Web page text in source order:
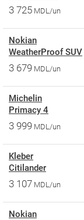
3 725 MDL/un
Nokian
WeatherProof SUV
3 679 MDL/un
Michelin
Primacy 4
3 999 MDL/un
Kleber
Citilander
3 107 MDL/un
Nokian